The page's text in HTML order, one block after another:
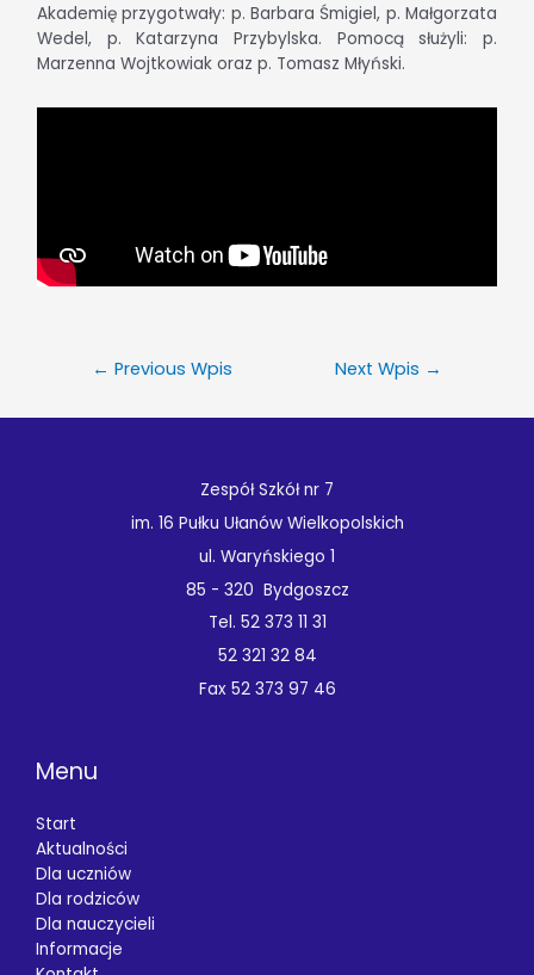
Akademię przygotwały: p. Barbara Śmigiel, p. Małgorzata
Wedel, p. Katarzyna Przybylska. Pomocą służyli: p.
Marzenna Wojtkowiak oraz p. Tomasz Młyński.
← Previous Wpis Next Wpis →
Zespół Szkół nr 7
im. 16 Pułku Ułanów Wielkopolskich
ul. Waryńskiego 1
85 - 320 Bydgoszcz
Tel. 52 373 11 31
52 321 32 84
Fax 52 373 97 46
Menu
Start
Aktualności
Dla uczniów
Dla rodziców
Dla nauczycieli
Informacje